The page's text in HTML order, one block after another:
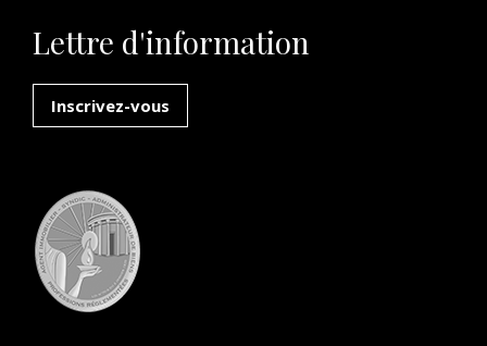
Lettre d'information
Inscrivez-vous